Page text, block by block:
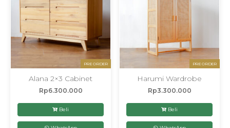
PRE ORDER
Alana 2×3 Cabinet
Rp6.300.000
Beli
PRE ORDER
Harumi Wardrobe
Rp3.300.000
Beli